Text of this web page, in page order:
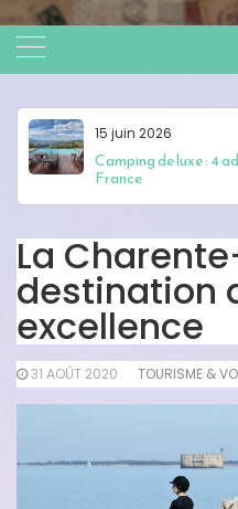
15 juin 2026
Camping de luxe : 4
France
La
destination
excellence
31 AOÛT 2020 TOURISME &